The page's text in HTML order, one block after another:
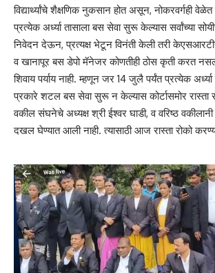
विद्यार्थ्यांचे शैक्षणिक नुकसान होत असून, नोकरवर्गही
प्रत्येक अर्ध्या तासाला बस सेवा सुरू केल्यास सर्वांच्या
निवेदन देऊन, प्रत्यक्ष भेटून विनंती केली तरी
व खानापूर बस डेपो मॅनेजर कोणतीही ठोस कृती करत
शिवाय पर्याय नाही. म्हणून जर 14 जुलै पर्यंत प्रत्येक
प्रकारे शटल बस सेवा सुरू न केल्यास कोर्टासमोर रास्ता
वकील संघनेचे अध्यक्ष श्री ईश्वर घाडी, व वरिष्ठ वकीलानी
दखल घेण्यात आली नाही. त्यासाठी आज रास्ता रोको